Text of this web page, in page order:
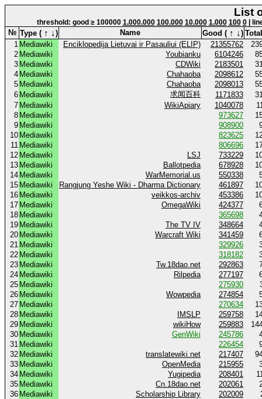
List
threshold: good ≥ 100000 1.000.000 100.000 10.000 1.000 100 0|
№ Type ( ↑ ↓) Name Good ( ↑ ↓)
1 Mediawiki Enciklopedija Lietuvai ir Pasauliui (ELIP) 21355762
2 Mediawiki Youbianku 6104246
3 Mediawiki CDWiki 2183501
4 Mediawiki Chahaoba 2098612
5 Mediawiki Chahaoba 2098013
6 Mediawiki 求闻百科 1171833
7 Mediawiki WikiApiary 1040078
8 Mediawiki 973627
9 Mediawiki 908900
10 Mediawiki 823625
11 Mediawiki 806696
12 Mediawiki LSJ 733229
13 Mediawiki Ballotpedia 678928
14 Mediawiki WarMemorial.us 550338
15 Mediawiki Rangjung Yeshe Wiki - Dharma Dictionary 461897
16 Mediawiki veikkos-archiv 453386
17 Mediawiki OmegaWiki 424377
18 Mediawiki 365698
19 Mediawiki The TV IV 348664
20 Mediawiki Warcraft Wiki 341459
21 Mediawiki 329926
22 Mediawiki 318182
23 Mediawiki Tw.18dao.net 292863
24 Mediawiki Rilpedia 277197
25 Mediawiki 275930
26 Mediawiki Wowpedia 274854
27 Mediawiki 270634
28 Mediawiki IMSLP 259758
29 Mediawiki wikiHow 259883
30 Mediawiki GenWiki 245786
31 Mediawiki 226454
32 Mediawiki translatewiki.net 217407
33 Mediawiki OpenMedia 215955
34 Mediawiki Yugipedia 208401
35 Mediawiki Cn.18dao.net 202061
36 Mediawiki Scholarship Library 202009